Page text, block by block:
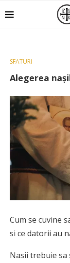
SFATURI
Alegerea
Cum se cuvine
si ce datorii au
Nasii trebuie sa